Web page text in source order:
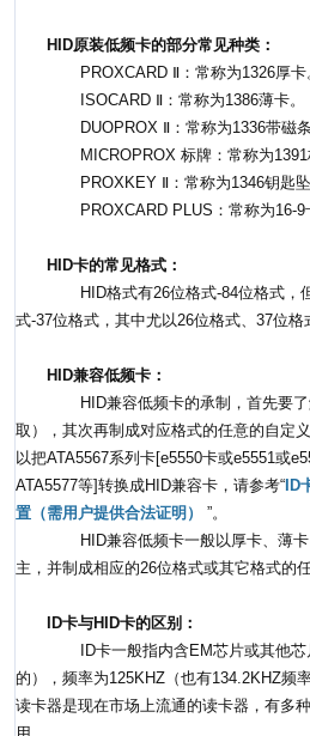
HID原装低频卡的部分常见种类：
PROXCARD Ⅱ：常称为1326厚卡
ISOCARD Ⅱ：常称为1386薄卡。
DUOPROX Ⅱ：常称为1336带磁条
MICROPROX 标牌：常称为1391
PROXKEY Ⅱ：常称为1346钥匙坠
PROXCARD PLUS：常称为16-9
HID卡的常见格式：
HID格式有26位格式-84位格式，
式-37位格式，其中尤以26位格式、37位格
HID兼容低频卡：
HID兼容低频卡的承制，首先要了
取），其次再制成对应格式的任意的自定
以把ATA5567系列卡[e5550卡或e5551或
ATA5577等]转换成HID兼容卡，请参考“ID
置（需用户提供合法证明）
”。
HID兼容低频卡一般以厚卡、薄卡
主，并制成相应的26位格式或其它格式的
ID卡与HID卡的区别：
ID卡一般指内含EM芯片或其他芯
的），频率为125KHZ（也有134.2KHZ频
读卡器是现在市场上流通的读卡器，有多
用。